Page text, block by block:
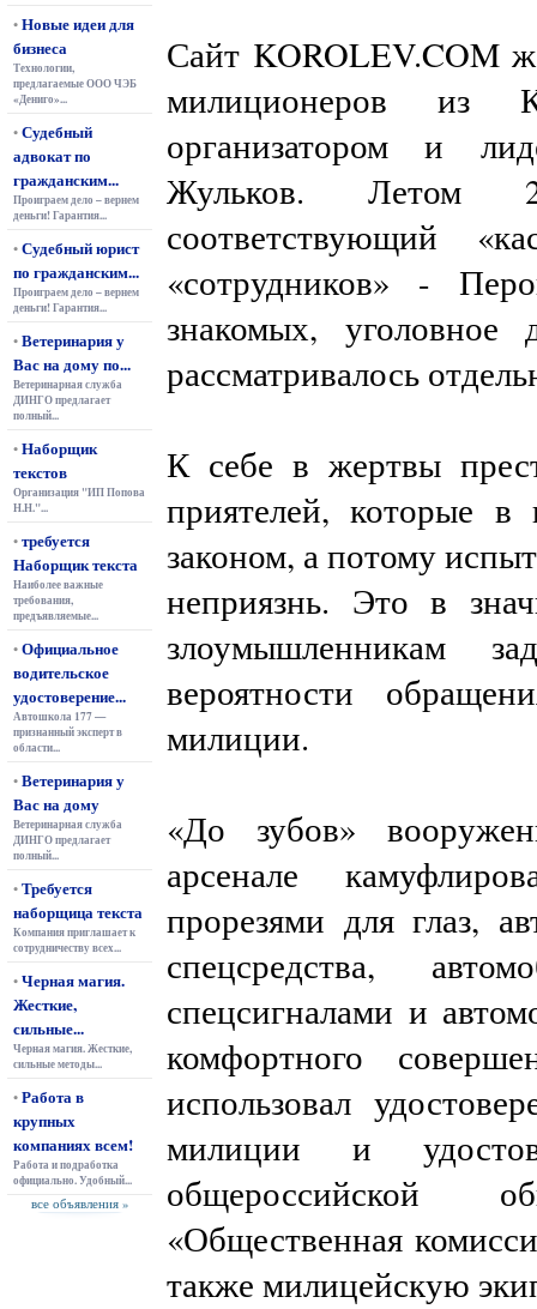
•Новые идеи для
бизнеса
Технологии,
предлагаемые ООО ЧЭБ
«Дениго»...
•Судебный
адвокат по
гражданским...
Проиграем дело – вернем
деньги! Гарантия...
•Судебный юрист
по гражданским...
Проиграем дело – вернем
деньги! Гарантия...
•Ветеринария у
Вас на дому по...
Ветеринарная служба
ДИНГО предлагает
полный...
•Наборщик
текстов
Организация "ИП Попова
Н.Н."...
•требуется
Наборщик текста
Наиболее важные
требования,
предъявляемые...
•Официальное
водительское
удостоверение...
Автошкола 177 —
признанный эксперт в
области...
•Ветеринария у
Вас на дому
Ветеринарная служба
ДИНГО предлагает
полный...
•Требуется
наборщица текста
Компания приглашает к
сотрудничеству всех...
•Черная магия.
Жесткие,
сильные...
Черная магия. Жесткие,
сильные методы...
•Работа в
крупных
компаниях всем!
Работа и подработка
официально. Удобный...
все объявления »
Сайт KOROLEV.COM
милиционеров из
организатором и
Жульков. Летом
соответствующий
«сотрудников» -
знакомых,
рассматривалось
К себе в жертвы
приятелей, которые
законом, а потому
неприязнь. Это в
злоумышленникам
вероятности
милиции.
«До зубов»
арсенале
прорезями для глаз,
спецсредства,
спецсигналами и
комфортного
использовал
милиции и
общероссийской
«Общественная
также милицейскую